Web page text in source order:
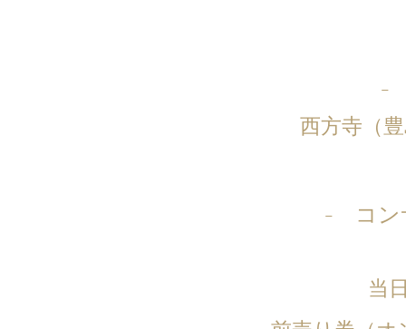
-
西方寺（
- コン
当